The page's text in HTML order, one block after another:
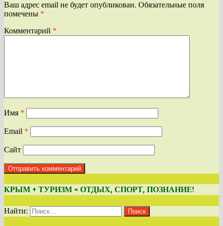
Ваш адрес email не будет опубликован. Обязательные поля
помечены *
Комментарий *
Имя *
Email *
Сайт
КРЫМ + ТУРИЗМ = ОТДЫХ, СПОРТ, ПОЗНАНИЕ!
Найти: